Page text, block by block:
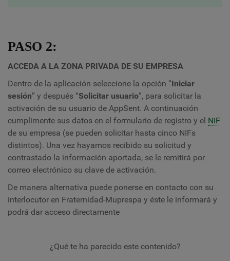
PASO 2:
ACCEDA A LA ZONA PRIVADA DE SU EMPRESA
Dentro de la aplicación seleccione la opción “Iniciar
sesión” y después “Solicitar usuario”, para solicitar la
activación de su usuario de AppSent. A continuación
cumplimente sus datos en el formulario de registro y el NIF
de su empresa (se pueden solicitar hasta cinco NIFs
distintos). Una vez hayamos recibido su solicitud y
contrastado la información aportada, se le remitirá por
correo electrónico su clave de activación.
De manera alternativa puede ponerse en contacto con su
interlocutor en Fraternidad-Muprespa y éste le informará y
podrá dar acceso directamente
¿Qué te ha parecido este contenido?